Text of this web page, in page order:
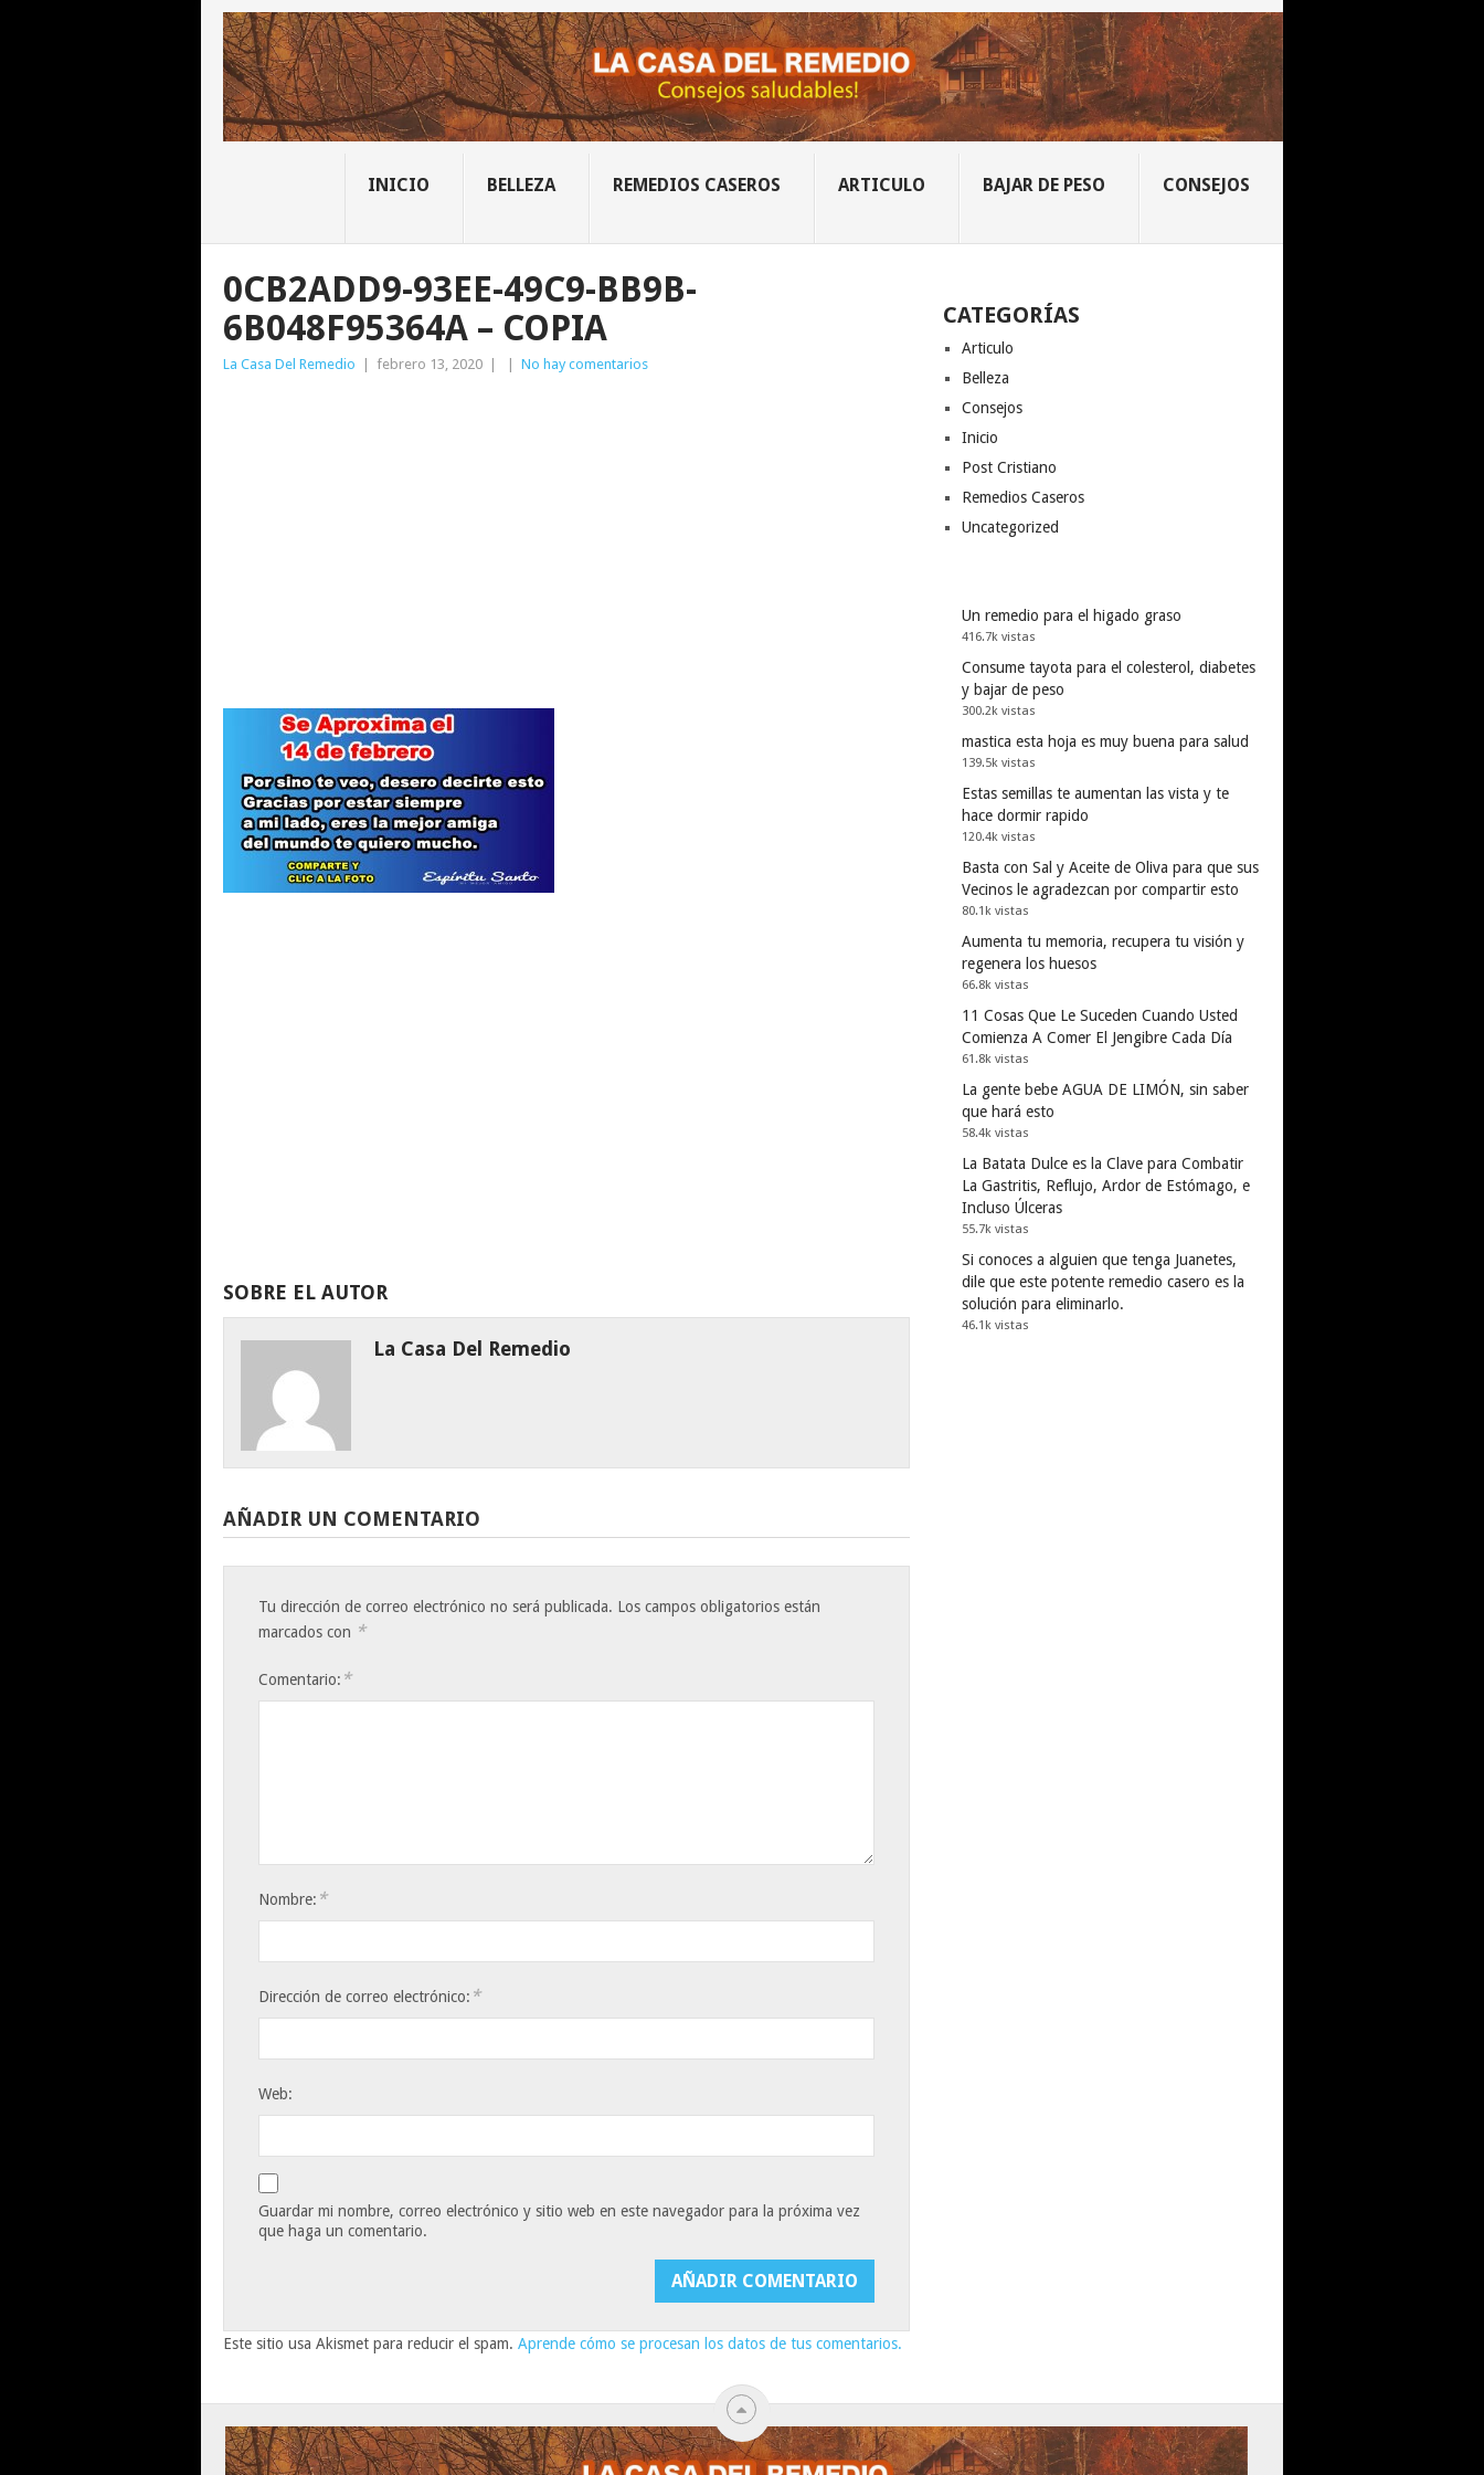
INICIO BELLEZA REMEDIOS CASEROS ARTICULO BAJAR DE PESO CONSEJOS
0CB2ADD9-93EE-49C9-BB9B-
6B048F95364A – COPIA
La Casa Del Remedio | febrero 13, 2020 | | No hay comentarios
SOBRE EL AUTOR
La Casa Del Remedio
AÑADIR UN COMENTARIO
Tu dirección de correo electrónico no será publicada. Los campos obligatorios están
marcados con *
Comentario: *
Nombre: *
Dirección de correo electrónico: *
Web:
Guardar mi nombre, correo electrónico y sitio web en este navegador para la próxima vez
que haga un comentario.
Este sitio usa Akismet para reducir el spam. Aprende cómo se procesan los datos de tus comentarios.
CATEGORÍAS
Articulo
Belleza
Consejos
Inicio
Post Cristiano
Remedios Caseros
Uncategorized
Un remedio para el higado graso
416.7k vistas
Consume tayota para el colesterol, diabetes
y bajar de peso
300.2k vistas
mastica esta hoja es muy buena para salud
139.5k vistas
Estas semillas te aumentan las vista y te
hace dormir rapido
120.4k vistas
Basta con Sal y Aceite de Oliva para que sus
Vecinos le agradezcan por compartir esto
80.1k vistas
Aumenta tu memoria, recupera tu visión y
regenera los huesos
66.8k vistas
11 Cosas Que Le Suceden Cuando Usted
Comienza A Comer El Jengibre Cada Día
61.8k vistas
La gente bebe AGUA DE LIMÓN, sin saber
que hará esto
58.4k vistas
La Batata Dulce es la Clave para Combatir
La Gastritis, Reflujo, Ardor de Estómago, e
Incluso Úlceras
55.7k vistas
Si conoces a alguien que tenga Juanetes,
dile que este potente remedio casero es la
solución para eliminarlo.
46.1k vistas